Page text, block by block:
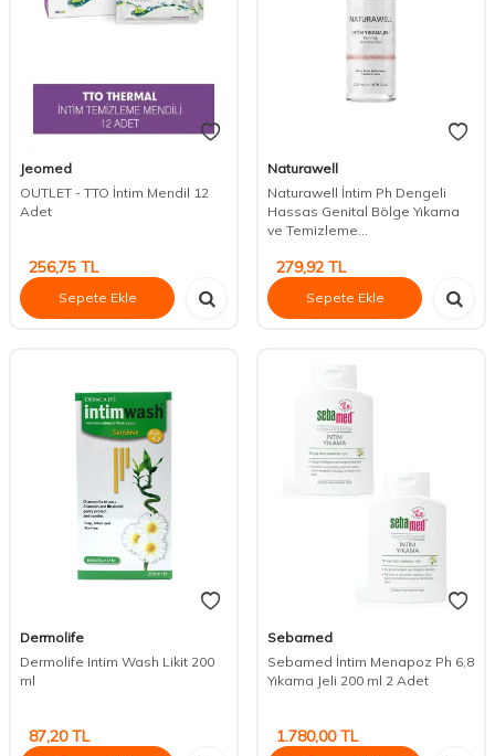
Jeomed
OUTLET - TTO İntim Mendil 12
Adet
256,75 TL
Sepete Ekle
Naturawell
Naturawell İntim Ph Dengeli
Hassas Genital Bölge Yıkama
ve Temizleme...
279,92 TL
Sepete Ekle
Dermolife
Dermolife Intim Wash Likit 200
ml
87,20TL
Sebamed
Sebamed İntim Menapoz Ph 6,8
Yıkama Jeli 200 ml 2 Adet
1.780,00TL